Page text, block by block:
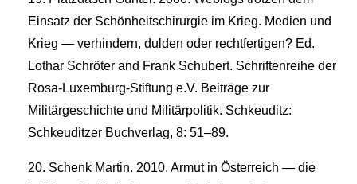
Einsatz der Schönheitschirurgie im Krieg. Medien und
Krieg — verhindern, dulden oder rechtfertigen? Ed.
Lothar Schröter and Frank Schubert. Schriftenreihe der
Rosa-Luxemburg-Stiftung e.V. Beiträge zur
Militärgeschichte und Militärpolitik. Schkeuditz:
Schkeuditzer Buchverlag, 8: 51–89.
Schenk Martin. 2010. Armut in Österreich — die